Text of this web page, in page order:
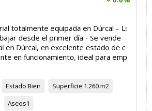
totalmente equipada en Dúrcal – Li
desde el primer día - Se vende
en Dúrcal, en excelente estado de c
en funcionamiento, ideal para emp
Estado Bien Superficie 1.260 m2
Aseos1